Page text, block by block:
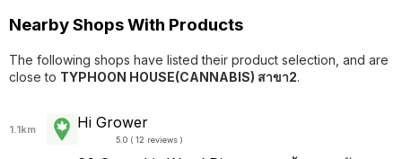
Nearby Shops With Products
The following shops have listed their product selection, and are
close to TYPHOON HOUSE(CANNABIS) สาขา2.
1.1km Hi Grower
5.0 ( 12 reviews )